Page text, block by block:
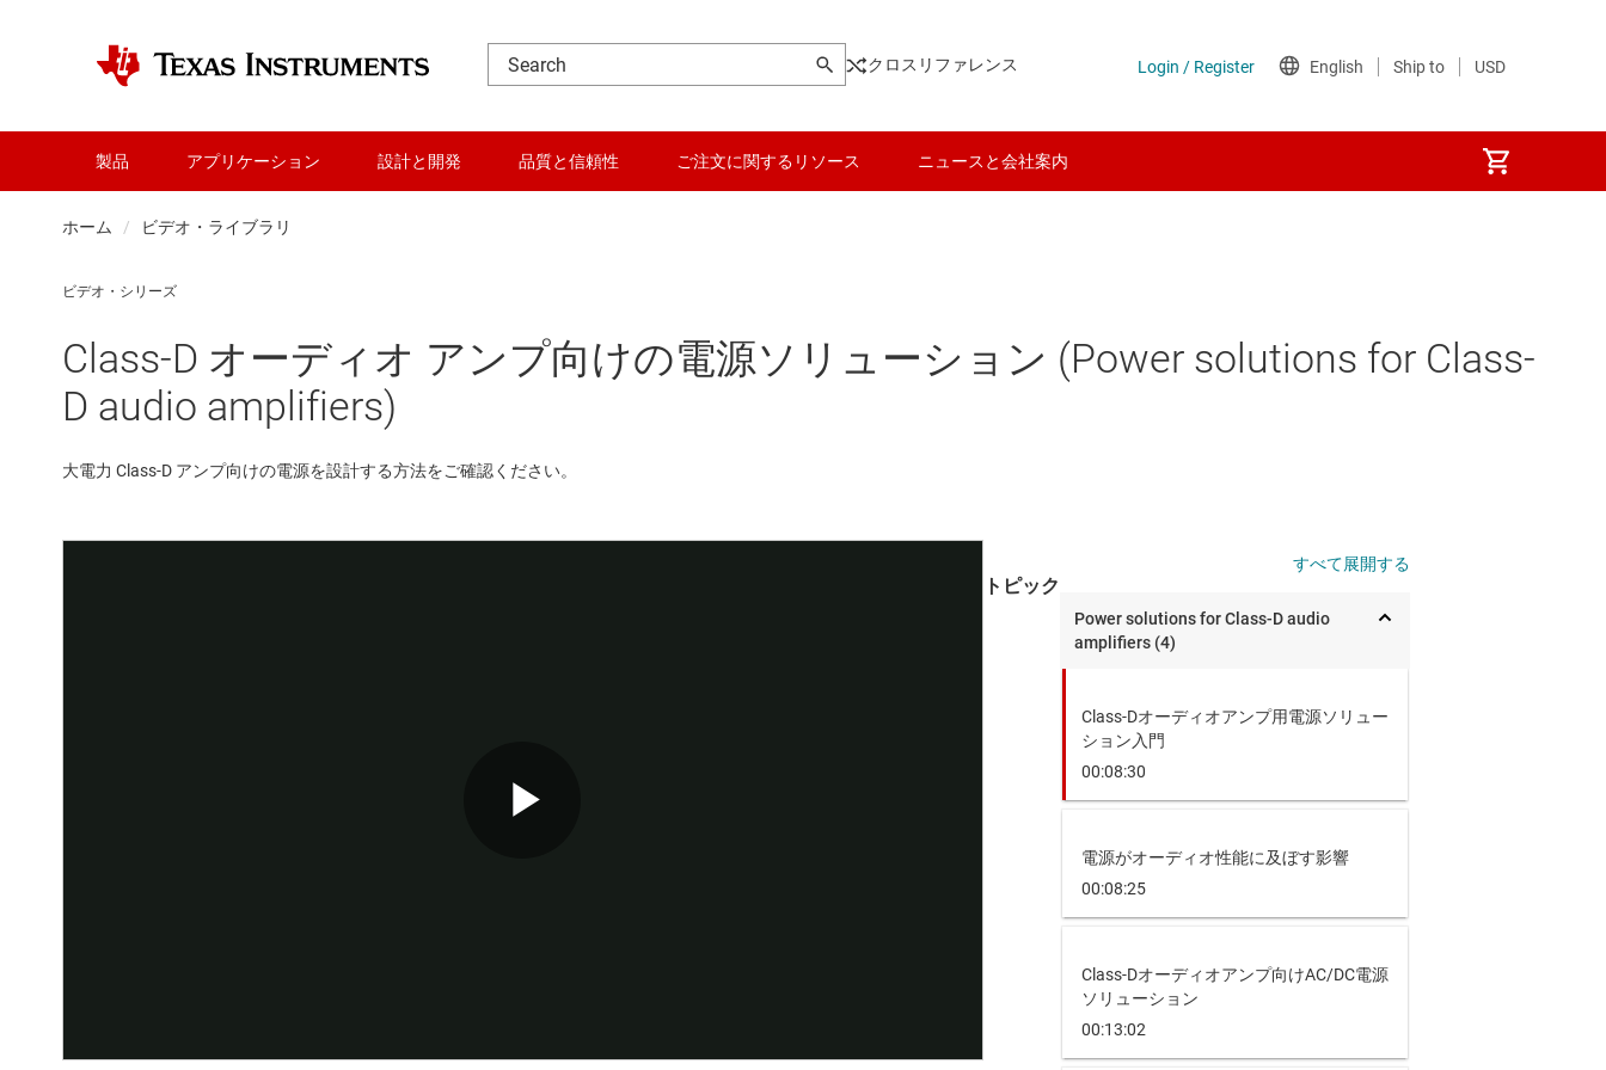
クロスリファレンス
製品 アプリケーション 設計と開発 品質と信頼性 ご注文に関するリソース ニュースと会社案内
ホーム ビデオ・ライブラリ
ビデオ・シリーズ
Class-D オーディオ アンプ向けの電源ソリューション (Power solutions for Class-
D audio amplifiers)
大電力 Class-D アンプ向けの電源を設計する方法をご確認ください。
トピック
すべて展開する
Power solutions for Class-D audio
amplifiers (4)
Class-Dオーディオアンプ用電源ソリュー
ション入門
00:08:30
電源がオーディオ性能に及ぼす影響
00:08:25
Class-Dオーディオアンプ向けAC/DC電源
ソリューション
00:13:02